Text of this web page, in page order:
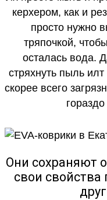
керхером, как и
просто нужно
тряпочкой,
осталась вода.
стряхнуть пыль
скорее всего
Они сохраняют
свои